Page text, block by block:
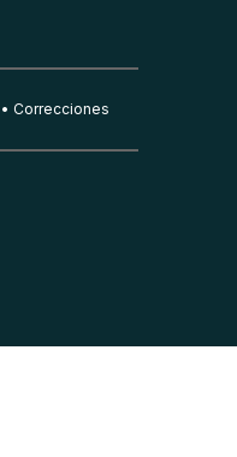
Correcciones